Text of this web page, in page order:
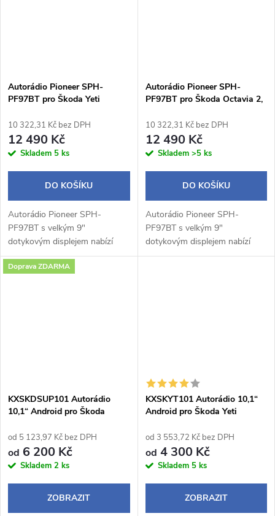
Autorádio Pioneer SPH-
PF97BT pro Škoda Yeti
10 322,31 Kč bez DPH
12 490 Kč
Skladem 5 ks
DO KOŠÍKU
Autorádio Pioneer SPH-
PF97BT s velkým 9"
dotykovým displejem nabízí
moderní výbavu včetně
bezdrátového Apple CarPlay a
Autorádio Pioneer SPH-
PF97BT pro Škoda Octavia 2,
10 322,31 Kč bez DPH
12 490 Kč
Skladem >5 ks
DO KOŠÍKU
Autorádio Pioneer SPH-
PF97BT s velkým 9"
dotykovým displejem nabízí
moderní výbavu včetně
Doprava ZDARMA
KXSKDSUP101 Autorádio
10,1“ Android pro Škoda
od 5 123,97 Kč bez DPH
od 6 200 Kč
Skladem 2 ks
ZOBRAZIT
KXSKYT101 Autorádio 10,1“
Android pro Škoda Yeti
od 3 553,72 Kč bez DPH
od 4 300 Kč
Skladem 5 ks
ZOBRAZIT